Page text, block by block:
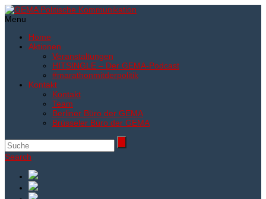
Menu
Home
Aktionen
Veranstaltungen
HITSINGLE – Der GEMA-Podcast
#marathonmitderpolitik
Kontakt
Kontakt
Team
Berliner Büro der GEMA
Brüsseler Büro der GEMA
Search